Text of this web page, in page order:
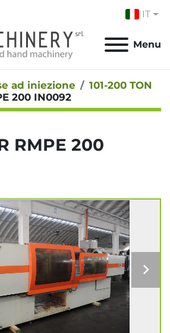
IT
Menu
ad iniezione
101-200 TON
200 IN0092
RMPE 200